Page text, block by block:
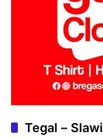
Tegal – Slawi